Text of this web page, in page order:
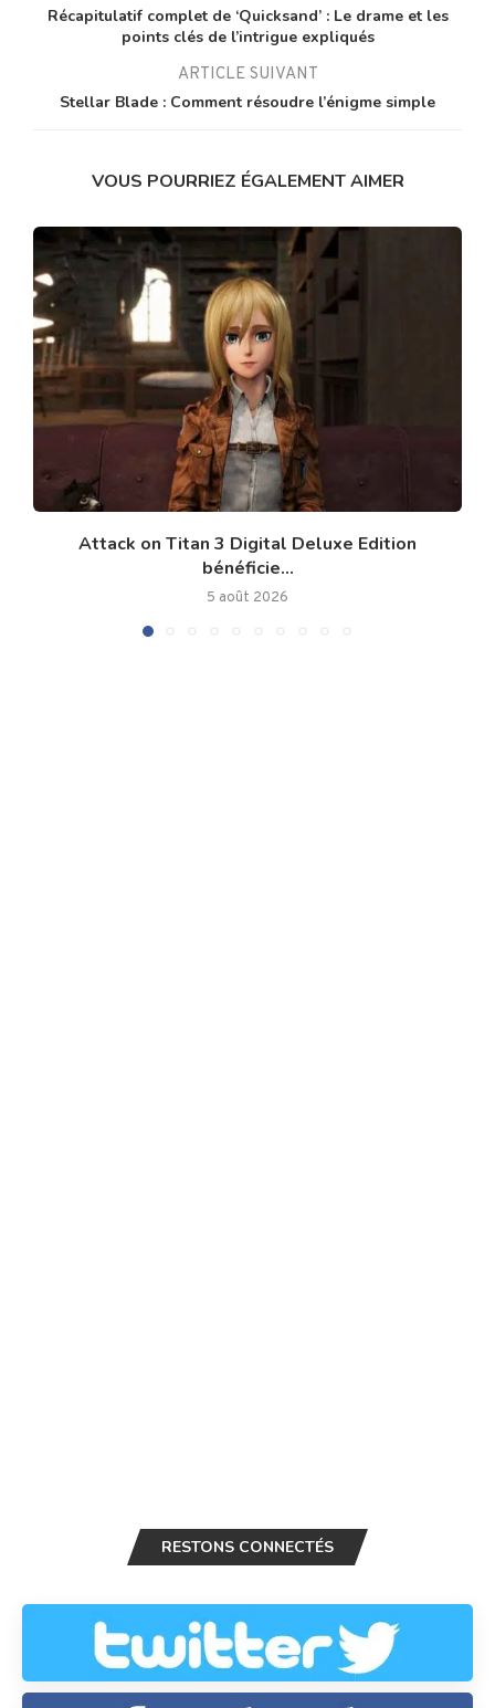
Récapitulatif complet de ‘Quicksand’ : Le drame et les
points clés de l’intrigue expliqués
ARTICLE SUIVANT
Stellar Blade : Comment résoudre l’énigme simple
VOUS POURRIEZ ÉGALEMENT AIMER
Attack on Titan 3 Digital Deluxe Edition
bénéficie...
5 août 2026
RESTONS CONNECTÉS